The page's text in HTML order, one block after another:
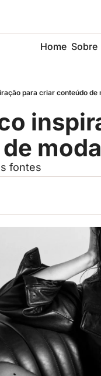
Home Sobre
para criar conteúdo de
fontes